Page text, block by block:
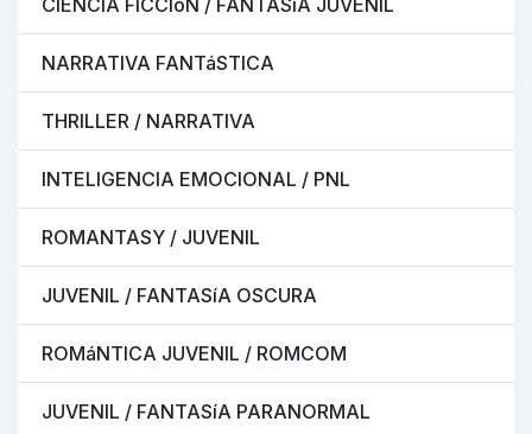
CIENCIA FICCIóN / FANTASíA JUVENIL
NARRATIVA FANTáSTICA
THRILLER / NARRATIVA
INTELIGENCIA EMOCIONAL / PNL
ROMANTASY / JUVENIL
JUVENIL / FANTASíA OSCURA
ROMáNTICA JUVENIL / ROMCOM
JUVENIL / FANTASíA PARANORMAL